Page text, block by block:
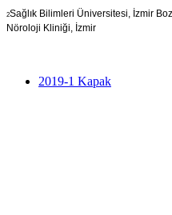
2Sağlık Bilimleri Üniversitesi, İzmir
Nöroloji Kliniği, İzmir
2019-1 Kapak